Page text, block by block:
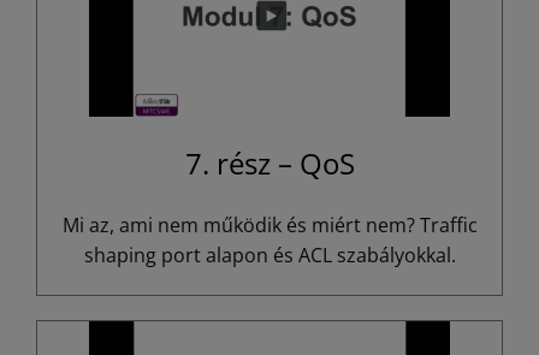
7. rész – QoS
Mi az, ami nem működik és miért nem? Traffic
shaping port alapon és ACL szabályokkal.